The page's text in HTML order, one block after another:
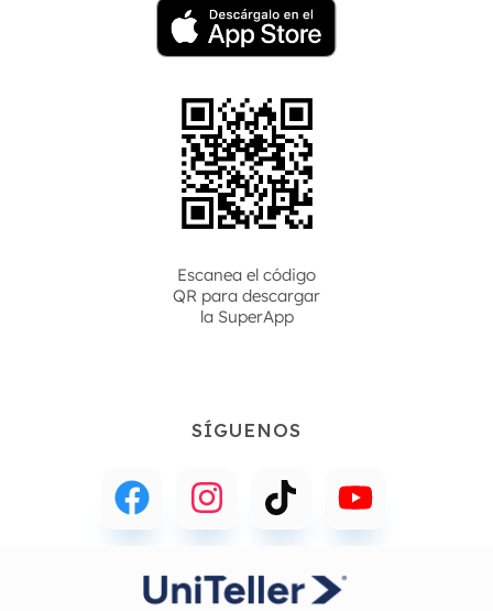
Escanea el código
QR para descargar
la SuperApp
SÍGUENOS